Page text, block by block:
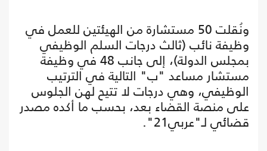
ونُقلت 50 مستشارة من الهيئتين للعمل في
وظيفة نائب (ثالث درجات السلم الوظيفي
بمجلس الدولة)، إلى جانب 48 في وظيفة
مستشار مساعد "ب" التالية في الترتيب
الوظيفي، وهي درجات لا تتيح لهن الجلوس
على منصة القضاء بعد، بحسب ما أكده مصدر
قضائي لـ"عربي21".